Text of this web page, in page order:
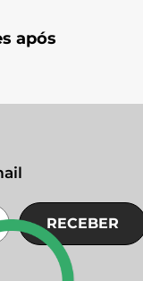
após
RECEBER